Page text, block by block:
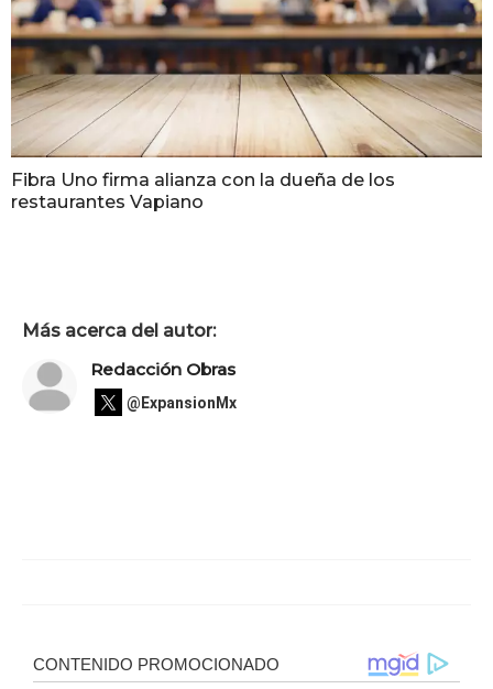
Fibra Uno firma alianza con la dueña de los
restaurantes Vapiano
Más acerca del autor:
Redacción Obras
@ExpansionMx